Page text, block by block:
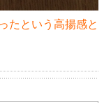
たという高揚感と